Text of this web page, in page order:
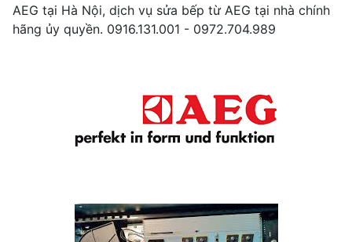
AEG tại Hà Nội, dịch vụ sửa bếp từ AEG tại nhà chính
hãng ủy quyền. 0916.131.001 - 0972.704.989